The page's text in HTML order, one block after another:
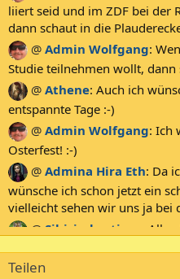
liiert seid und im ZDF bei der
dann schaut in die
@ Admin Wolfgang:
Studie teilnehmen wollt, dann
@ Athene: Auch ich
entspannte Tage :-)
@ Admin Wolfgang: Ich
Osterfest! :-)
@ Admina Hira Eth: Da
wünsche ich schon jetzt ein
vielleicht sehen wir uns ja bei
@ Sibirischertiger
@
Teilen